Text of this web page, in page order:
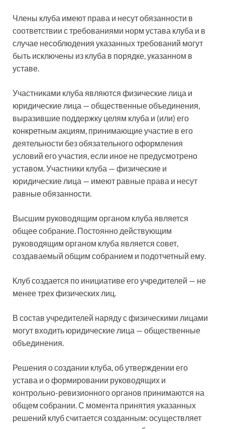
Члены клуба имеют права и несут обязанности в
соответствии с требованиями норм устава клуба и в
случае несоблюдения указанных требований могут
быть исключены из клуба в порядке, указанном в
уставе.
Участниками клуба являются физические лица и
юридические лица — общественные объединения,
выразившие поддержку целям клуба и (или) его
конкретным акциям, принимающие участие в его
деятельности без обязательного оформления
условий его участия, если иное не предусмотрено
уставом. Участники клуба — физические и
юридические лица — имеют равные права и несут
равные обязанности.
Высшим руководящим органом клуба является
общее собрание. Постоянно действующим
руководящим органом клуба является совет,
создаваемый общим собранием и подотчетный ему.
Клуб создается по инициативе его учредителей — не
менее трех физических лиц.
В состав учредителей наряду с физическими лицами
могут входить юридические лица — общественные
объединения.
Решения о создании клуба, об утверждении его
устава и о формировании руководящих и
контрольно-ревизионного органов принимаются на
общем собрании. С момента принятия указанных
решений клуб считается созданным: осуществляет